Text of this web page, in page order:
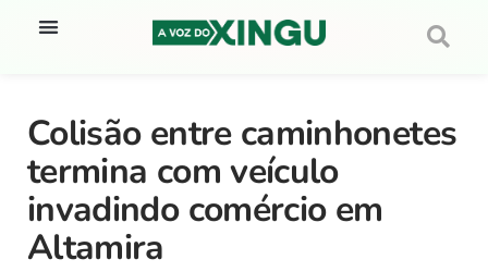
Colisão entre caminhonetes
termina com veículo
invadindo comércio em
Altamira